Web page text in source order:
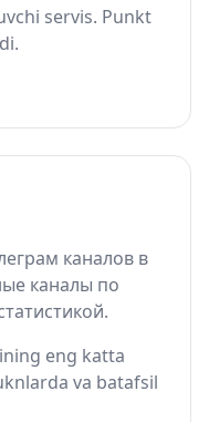
servis. Punkt
каналов в
каналы по
eng katta
va batafsil